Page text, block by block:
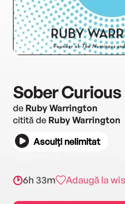
Sober Curious
de Ruby Warrington
citită de Ruby Warrington
Asculți nelimitat
6h 33m Adaugă la